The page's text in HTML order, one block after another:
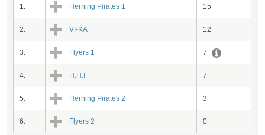
1. Herning Pirates 1 15
2. VI-KA 12
3. Flyers 1 7
4. H.H.I 7
5. Herning Pirates 2 3
6. Flyers 2 0